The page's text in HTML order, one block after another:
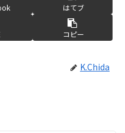
はてブ
コピー
K.Chida